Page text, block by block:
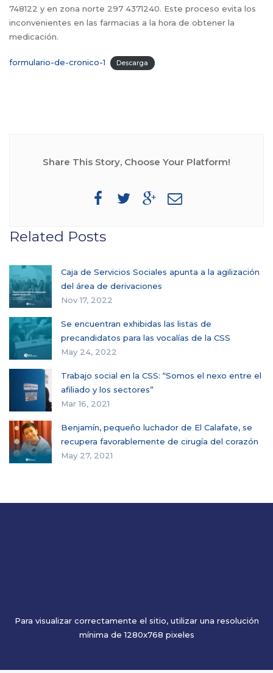
748122 y en zona norte 297 4371240. Este proceso evita los
inconvenientes en las farmacias a la hora de obtener la
medicación.
formulario-de-cronico-1 Descarga
Share This Story, Choose Your Platform!
Related Posts
Caja de Servicios Sociales apunta a la agilización
del área de derivaciones
Nov 17, 2022
Se encuentran exhibidas las listas de
precandidatos para las vocalías de la CSS
May 24, 2022
Trabajo social en la CSS: “Somos el nexo entre el
afiliado y los sectores”
Mar 16, 2021
Benjamín, pequeño luchador de El Calafate, se
recupera favorablemente de cirugía del corazón
May 27, 2021
Para visualizar correctamente el sitio, utilizar una resolución
mínima de 1280x768 pixeles